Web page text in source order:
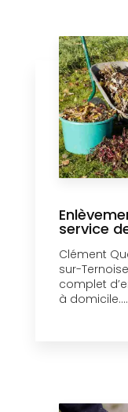
service
Clément
sur-
complet
à domicile....